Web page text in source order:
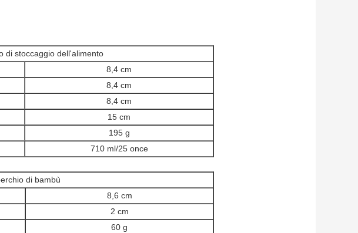
di stoccaggio dell'alimento
8,4 cm
8,4 cm
8,4 cm
15 cm
195 g
710 ml/25 once
di bambù
8,6 cm
2 cm
60 g